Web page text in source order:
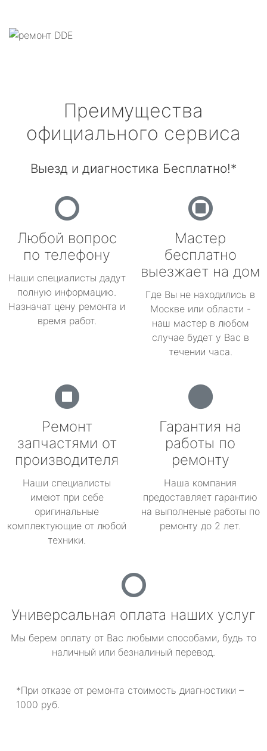
Преимущества
официального сервиса
Выезд и диагностика Бесплатно!*
Любой вопрос
по телефону
Наши специалисты дадут
полную информацию.
Назначат цену ремонта и
время работ.
Мастер
бесплатно
выезжает на дом
Где Вы не находились в
Москве или области -
наш мастер в любом
случае будет у Вас в
течении часа.
Ремонт
запчастями от
производителя
Наши специалисты
имеют при себе
оригинальные
комплектующие от любой
техники.
Гарантия на
работы по
ремонту
Наша компания
предоставляет гарантию
на выполненые работы по
ремонту до 2 лет.
Универсальная оплата наших услуг
Мы берем оплату от Вас любыми способами, будь то
наличный или безналиный перевод.
*При отказе от ремонта стоимость диагностики –
1000 руб.